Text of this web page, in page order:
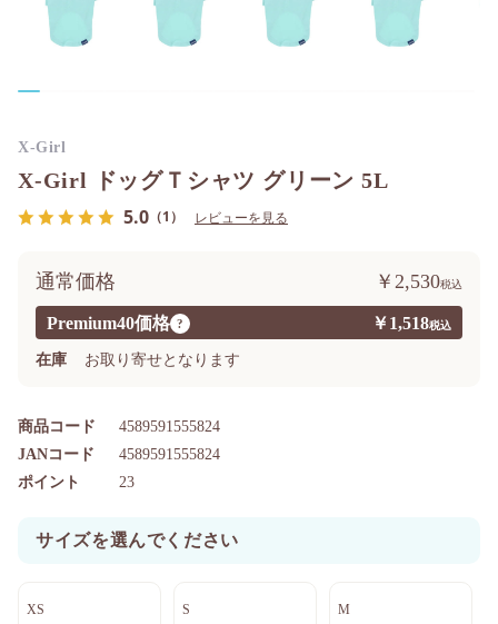
X-Girl ドッグＴシャツ グリーン 5L
5.0 （1） レビューを見る
Premium40価格 ? ￥1,518
通常価格 ￥2,530
在庫 お取り寄せとなります
商品コード 4589591555824
ポイント 23
JANコード 4589591555824
サイズを選んでください
XS S M
X-Girl